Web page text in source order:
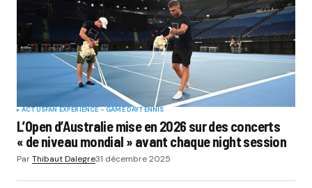
ACTUSFAN EXPERIENCE - GAME DAYTENNIS
L’Open d’Australie mise en 2026 sur des concerts
« de niveau mondial » avant chaque night session
ParThibaut Dalegre31 décembre 2025